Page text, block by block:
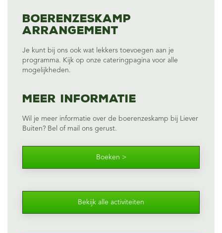
Boerenzeskamp
arrangement
Je kunt bij ons ook wat lekkers toevoegen aan je
programma. Kijk op onze cateringpagina voor alle
mogelijkheden.
Meer informatie
Wil je meer informatie over de boerenzeskamp bij Liever
Buiten? Bel of mail ons gerust.
Boeken >
Bekijk alle activiteiten